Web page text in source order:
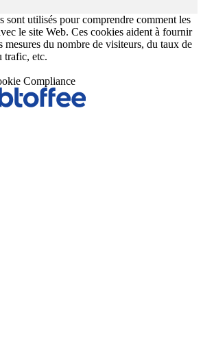
sont utilisés pour comprendre comment les
le site Web. Ces cookies aident à fournir
mesures du nombre de visiteurs, du taux de
trafic, etc.
Compliance